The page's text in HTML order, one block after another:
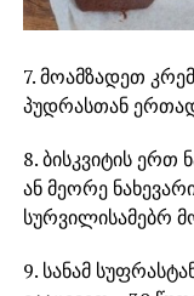
7. მოამზადეთ
პუდრასთან
8. ბისკვიტის ერთ
ან მეორე
სურვილისამებრ
9. სანამ